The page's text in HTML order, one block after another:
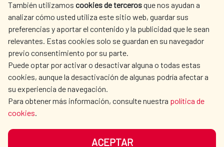
También utilizamos cookies de tercerosque nos ayudan a
analizar cómo usted utiliza este sitio web, guardar sus
preferencias y aportar el contenido y la publicidad que le sean
relevantes. Estas cookies solo se guardan en su navegador
previo consentimiento por su parte.
Puede optar por activar o desactivar alguna o todas estas
cookies, aunque la desactivación de algunas podría afectar a
su experiencia de navegación.
Para obtener más información, consulte nuestra política de
cookies.
ACEPTAR
CULTURE AND SCIENCE LIBRARY
OUR SOCIAL MEDIA